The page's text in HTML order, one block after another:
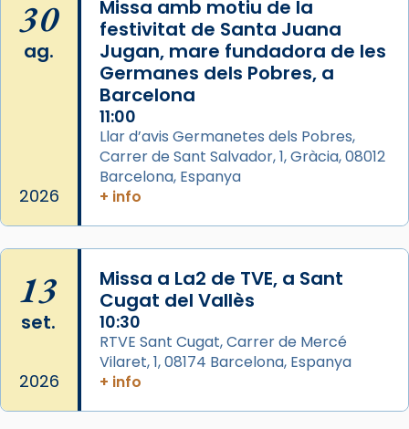
Acompanyant la història de sant Cugat, a
partir de l’Edat Mitjana sorgeix la tradició
que les santes Juliana (“relatiu a Júlia”) i
Semproniana (“relatiu a Semprònia =
eterna”) són deixebles seves. I l’any 1667, el
frare Joan Gaspar Roig, afirma en una obra
que les santes són filles de l’antiga Iluro.
Mataró en reivindicarà les relíquies fins que
a la “Missa de les Santes” (“Missa de
Glòria”) fou composta el 1848 per Mn.
Manuel Blanch, amb aire d’òpera
italianitzant; s’interpreta per privilegi
pontifici, amb orquestra i cor, i té una
duració aproximada de tres hores. Després,
processó (recuperada el 1972) al voltant
del temple amb les relíquies de les santes.
Des de 1985 hi participa també un grup de
30
ag.
2026
Missa amb motiu de la
festivitat de Santa Juana
Jugan, mare fundadora de les
Germanes dels Pobres, a
Barcelona
11:00
Llar d’avis Germanetes dels Pobres,
Carrer de Sant Salvador, 1, Gràcia, 08012
Barcelona, Espanya
+ info
13
set.
2026
Missa a La2 de TVE, a Sant
Cugat del Vallès
10:30
RTVE Sant Cugat, Carrer de Mercé
Vilaret, 1, 08174 Barcelona, Espanya
+ info